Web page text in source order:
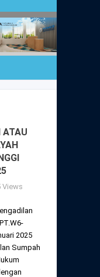
Anggota
Domisili
Sumpah
Pusat
(COGS)
ATAU
Views
2025
Sumpah